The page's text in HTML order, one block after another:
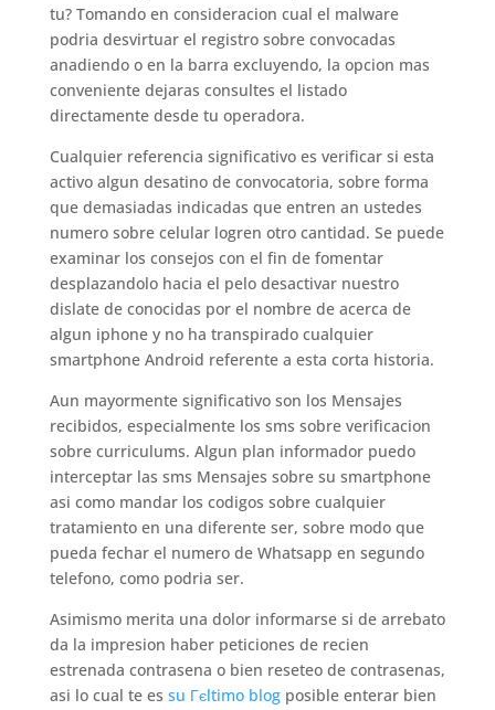
tu? Tomando en consideracion cual el malware
podria desvirtuar el registro sobre convocadas
anadiendo o en la barra excluyendo, la opcion mas
conveniente dejaras consultes el listado
directamente desde tu operadora.
Cualquier referencia significativo es verificar si esta
activo algun desatino de convocatoria, sobre forma
que demasiadas indicadas que entren an ustedes
numero sobre celular logren otro cantidad. Se puede
examinar los consejos con el fin de fomentar
desplazandolo hacia el pelo desactivar nuestro
dislate de conocidas por el nombre de acerca de
algun iphone y no ha transpirado cualquier
smartphone Android referente a esta corta historia.
Aun mayormente significativo son los Mensajes
recibidos, especialmente los sms sobre verificacion
sobre curriculums. Algun plan informador puedo
interceptar las sms Mensajes sobre su smartphone
asi­ como mandar los codigos sobre cualquier
tratamiento en una diferente ser, sobre modo que
pueda fechar el numero de Whatsapp en segundo
telefono, como podri­a ser.
Asimismo merita una dolor informarse si de arrebato
da la impresion haber peticiones de recien
estrenada contrasena o bien reseteo de contrasenas,
asi­ lo cual te es su Гєltimo blogposible enterar bien